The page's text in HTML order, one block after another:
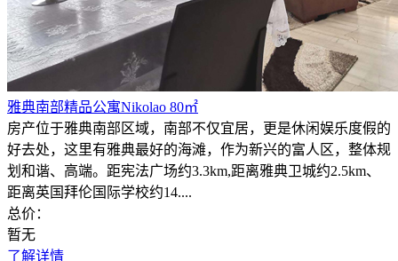
雅典南部精品公寓Nikolao 80㎡
房产位于雅典南部区域，南部不仅宜居，更是休闲娱乐度假的
好去处，这里有雅典最好的海滩，作为新兴的富人区，整体规
划和谐、高端。距宪法广场约3.3km,距离雅典卫城约2.5km、
距离英国拜伦国际学校约14....
总价：
暂无
了解详情